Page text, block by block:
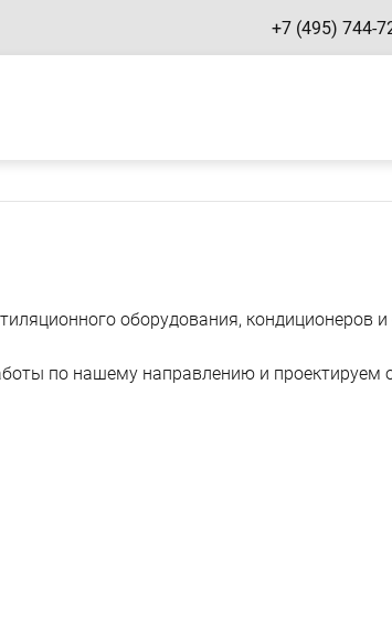
+7 (495) 744-
оборудования, кондиционеров
по нашему направлению и проектируем